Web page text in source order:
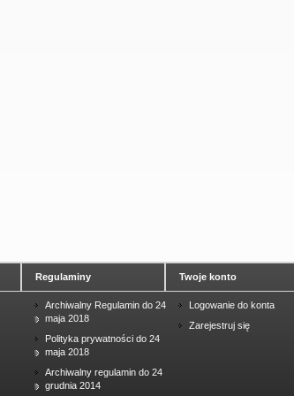
Regulaminy
Archiwalny Regulamin do 24
maja 2018
Polityka prywatności do 24
maja 2018
Archiwalny regulamin do 24
grudnia 2014
Twoje konto
Logowanie do konta
Zarejestruj się